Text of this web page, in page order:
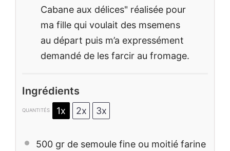
Cabane aux délices" réalisée pour
ma fille qui voulait des msemens
au départ puis m’a expressément
demandé de les farcir au fromage.
Ingrédients
QUANTITÉS 1x 2x 3x
500 gr de semoule fine ou moitié farine